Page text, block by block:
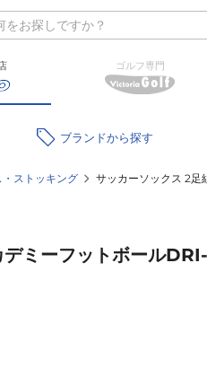
ゴルフ専門
ブランド
・ストッキング サッカーソックス 2足
ミーフットボール